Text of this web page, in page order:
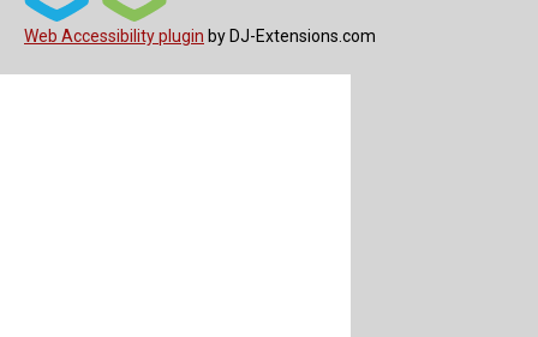
Web Accessibility plugin by DJ-Extensions.com